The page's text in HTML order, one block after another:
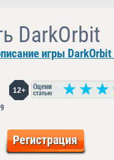
DarkOrbit
игры DarkOrbit
12+
Регистрация